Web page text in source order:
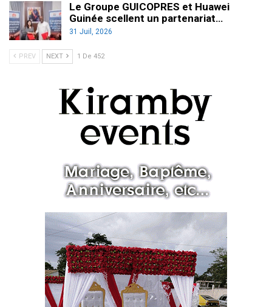
Le Groupe GUICOPRES et Huawei
Guinée scellent un partenariat…
31 Juil, 2026
PREV NEXT 1 De 452